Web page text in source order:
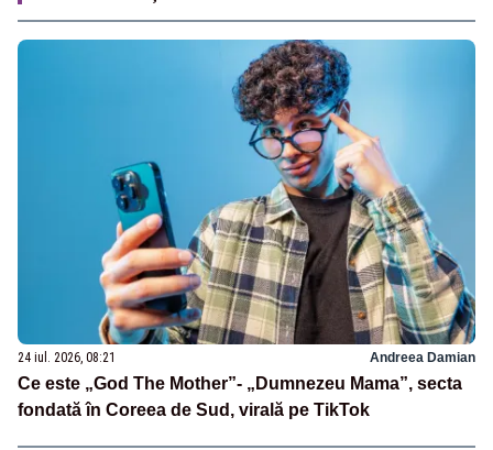
24 iul. 2026, 08:21 Andreea Damian
Ce este „God The Mother”- „Dumnezeu Mama”, secta
fondată în Coreea de Sud, virală pe TikTok